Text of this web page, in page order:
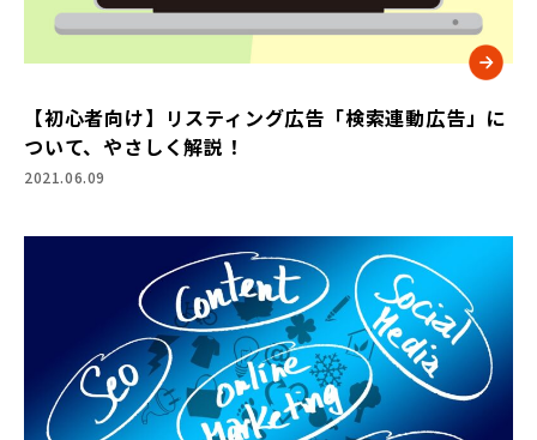
【初心者向け】リスティング広告「検索連動広告」に
ついて、やさしく解説！
2021.06.09